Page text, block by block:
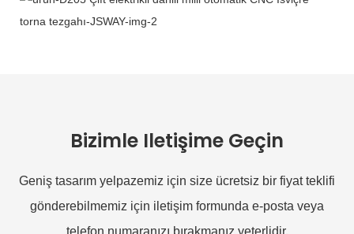
Bizimle Iletişime Geçin
Geniş tasarım yelpazemiz için size ücretsiz bir fiyat teklifi
gönderebilmemiz için iletişim formunda e-posta veya
telefon numaranızı bırakmanız yeterlidir.